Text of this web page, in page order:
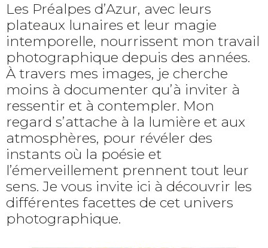
Les Préalpes d’Azur, avec leurs
plateaux lunaires et leur magie
intemporelle, nourrissent mon travail
photographique depuis des années.
À travers mes images, je cherche
moins à documenter qu’à inviter à
ressentir et à contempler. Mon
regard s’attache à la lumière et aux
atmosphères, pour révéler des
instants où la poésie et
l’émerveillement prennent tout leur
sens. Je vous invite ici à découvrir les
différentes facettes de cet univers
photographique.